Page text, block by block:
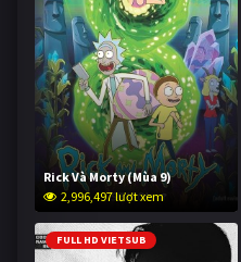
Rick Và Morty (Mùa 9)
2,996,497 lượt xem
FULL HD VIETSUB